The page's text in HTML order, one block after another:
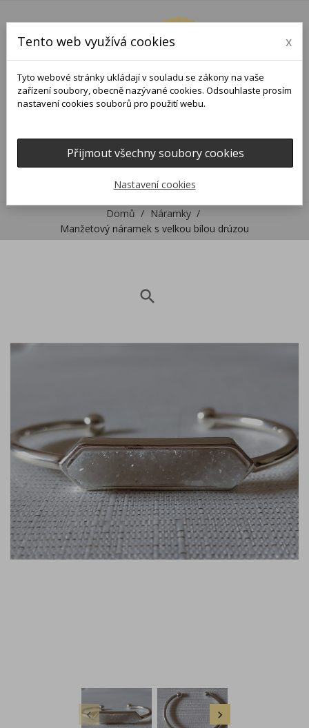
Domů
Náramky
Manžetový náramek s velkou bílou drúzou
search
 
Tento web využívá cookies x
Tyto webové stránky ukládají v souladu se zákony na vaše
zařízení soubory, obecně nazývané cookies. Odsouhlaste prosím
nastavení cookies souborů pro použití webu.
Přijmout všechny soubory cookies
Nastavení cookies